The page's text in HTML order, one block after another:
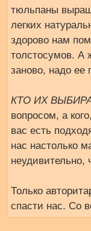
тюльпаны
легких
здорово нам
толстосумов. А
заново, надо ее
КТО ИХ
вопросом, а
вас есть
нас настолько
неудивительно,
Только
спасти нас. Со